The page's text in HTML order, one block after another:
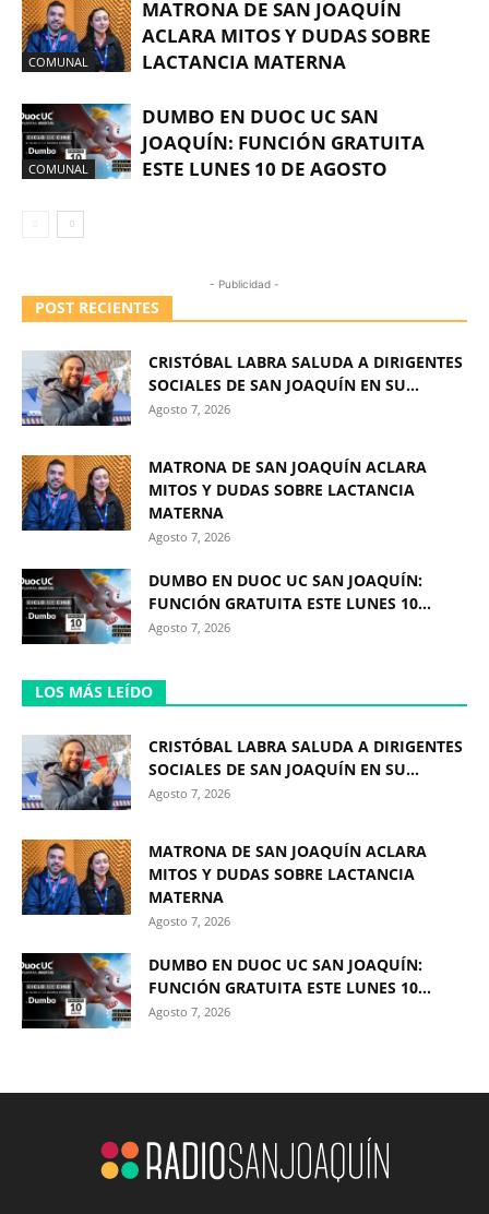
COMUNAL
MATRONA DE SAN JOAQUÍN
ACLARA MITOS Y DUDAS SOBRE
LACTANCIA MATERNA
COMUNAL
DUMBO EN DUOC UC SAN
JOAQUÍN: FUNCIÓN GRATUITA
ESTE LUNES 10 DE AGOSTO
- Publicidad -
POST RECIENTES
CRISTÓBAL LABRA SALUDA A DIRIGENTES
SOCIALES DE SAN JOAQUÍN EN SU...
Agosto 7, 2026
MATRONA DE SAN JOAQUÍN ACLARA
MITOS Y DUDAS SOBRE LACTANCIA
MATERNA
Agosto 7, 2026
DUMBO EN DUOC UC SAN JOAQUÍN:
FUNCIÓN GRATUITA ESTE LUNES 10...
Agosto 7, 2026
LOS MÁS LEÍDO
CRISTÓBAL LABRA SALUDA A DIRIGENTES
SOCIALES DE SAN JOAQUÍN EN SU...
Agosto 7, 2026
MATRONA DE SAN JOAQUÍN ACLARA
MITOS Y DUDAS SOBRE LACTANCIA
MATERNA
Agosto 7, 2026
DUMBO EN DUOC UC SAN JOAQUÍN:
FUNCIÓN GRATUITA ESTE LUNES 10...
Agosto 7, 2026